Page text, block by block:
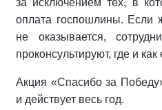
за исключением тех, в
оплата госпошлины. Если
не оказывается,
проконсультируют, где и
Акция «Спасибо за
и действует весь год.